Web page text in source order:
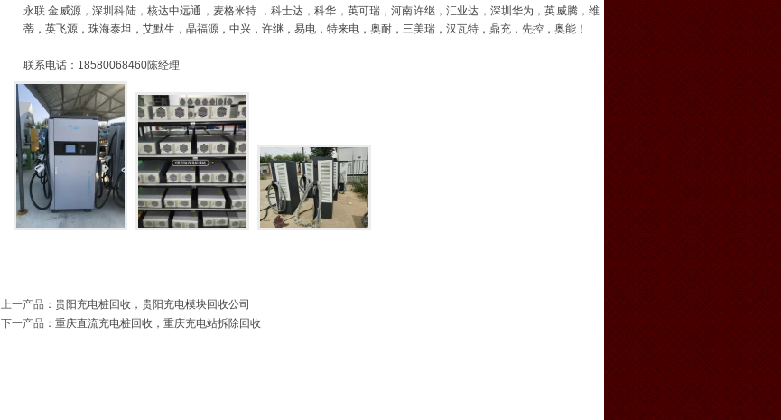
永联 金威源，深圳科陆，核达中远通，麦格米特
，科士达，科华，英可瑞，河南许继，汇业达，深圳华为，英威腾，维
蒂，英飞源，珠海泰坦，艾默生，晶福源，中兴，许继，易电，特来电，奥耐，三美瑞，汉瓦特，鼎充，先控，奥能！
联系电话：18580068460陈经理
上一产品 ： 贵阳充电桩回收，贵阳充电模块回收公司
下一产品 ： 重庆直流充电桩回收，重庆充电站拆除回收